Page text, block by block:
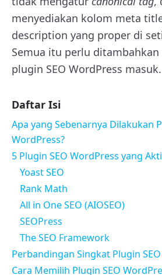
menyediakan kolom meta
description yang proper di
Semua itu perlu
plugin SEO WordPress masuk.
Daftar Isi
Apa yang Sebenarnya Dilakukan
WordPress?
5 Plugin SEO WordPress yang
Yoast SEO
Rank Math
All in One SEO (AIOSEO)
SEOPress
The SEO Framework
Perbandingan Singkat Plugin
Cara Memilih Plugin SEO